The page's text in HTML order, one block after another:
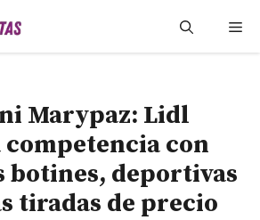
Marypaz: Lidl
competencia con
botines, deportivas
tiradas de precio